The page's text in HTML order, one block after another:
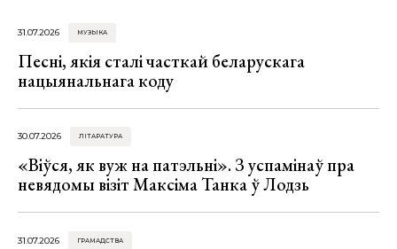
31.07.2026 МУЗЫКА
Песні, якія сталі часткай беларускага
нацыянальнага коду
30.07.2026 ЛІТАРАТУРА
«Віўся, як вуж на патэльні». З успамінаў пра
невядомы візіт Максіма Танка ў Лодзь
31.07.2026 ГРАМАДСТВА